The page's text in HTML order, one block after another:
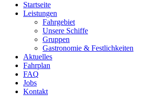
Startseite
Leistungen
Fahrgebiet
Unsere Schiffe
Gruppen
Gastronomie & Festlichkeiten
Aktuelles
Fahrplan
FAQ
Jobs
Kontakt